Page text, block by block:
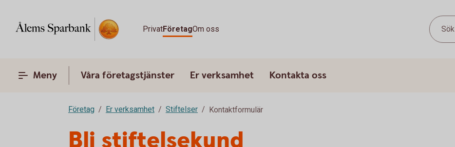
PrivatFöretagOm oss Sök
Meny Våra företagstjänster Er verksamhet Kontakta oss
Företag Er verksamhet Stiftelser Kontaktformulär